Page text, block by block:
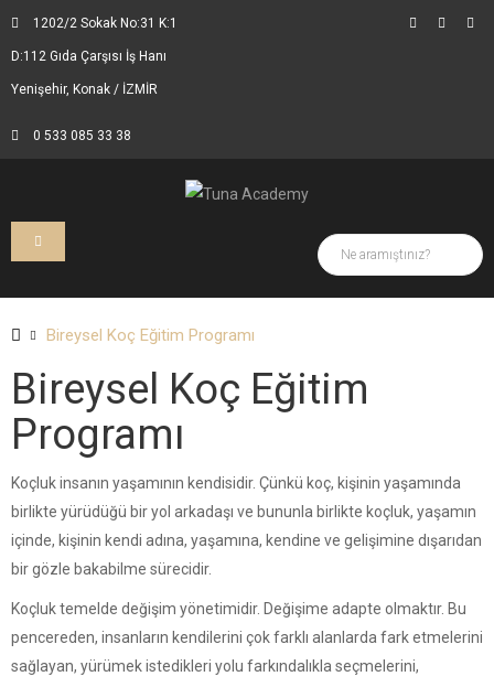
1202/2 Sokak No:31 K:1
D:112 Gıda Çarşısı İş Hanı
Yenişehir, Konak / İZMİR
0 533 085 33 38
Bireysel Koç Eğitim Programı
Bireysel Koç Eğitim
Programı
Koçluk insanın yaşamının kendisidir. Çünkü koç, kişinin yaşamında
birlikte yürüdüğü bir yol arkadaşı ve bununla birlikte koçluk, yaşamın
içinde, kişinin kendi adına, yaşamına, kendine ve gelişimine dışarıdan
bir gözle bakabilme sürecidir.
Koçluk temelde değişim yönetimidir. Değişime adapte olmaktır. Bu
pencereden, insanların kendilerini çok farklı alanlarda fark etmelerini
sağlayan, yürümek istedikleri yolu farkındalıkla seçmelerini,